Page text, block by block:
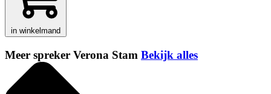
in winkelmand
Meer spreker Verona Stam Bekijk alles